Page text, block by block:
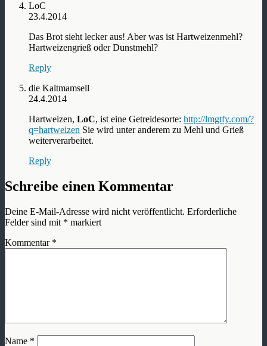
LoC
23.4.2014
Das Brot sieht lecker aus! Aber was ist Hartweizenmehl?
Hartweizengrieß oder Dunstmehl?
Reply
die Kaltmamsell
24.4.2014
Hartweizen, LoC, ist eine Getreidesorte: http://lmgtfy.com/?
q=hartweizen Sie wird unter anderem zu Mehl und Grieß
weiterverarbeitet.
Reply
Schreibe einen Kommentar
Deine E-Mail-Adresse wird nicht veröffentlicht. Erforderliche
Felder sind mit * markiert
Kommentar *
Name *